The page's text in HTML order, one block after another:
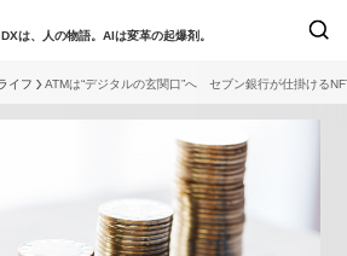
DXは、人の物語。AIは変革の起爆剤。
日本オムニチャネル協会
検索
イフ ATMは“デジタルの玄関口”へ セブン銀行が仕掛ける